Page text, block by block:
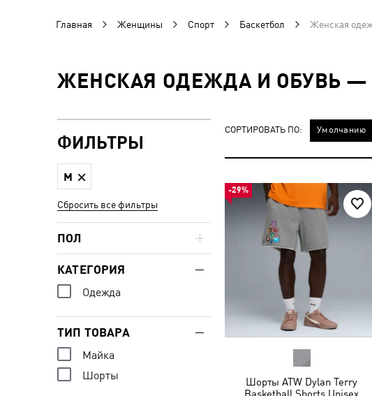
Главная Женщины Спорт Баскетбол Женская
ЖЕНСКАЯ ОДЕЖДА И ОБУВЬ —
СОРТИРОВАТЬ ПО: Умолчанию
-29%
Шорты ATW Dylan Terry
Basketball Shorts Unisex
ФИЛЬТРЫ
M
Сбросить все фильтры
ПОЛ
КАТЕГОРИЯ
Одежда
ТИП ТОВАРА
Майка
Шорты